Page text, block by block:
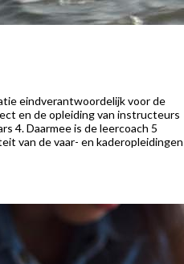
eindverantwoordelijk voor de
en de opleiding van instructeurs
4. Daarmee is de leercoach 5
van de vaar- en kaderopleidingen